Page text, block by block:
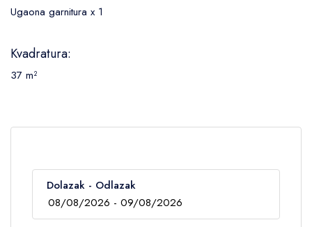
Ugaona garnitura x 1
Kvadratura:
37 m²
Dolazak - Odlazak